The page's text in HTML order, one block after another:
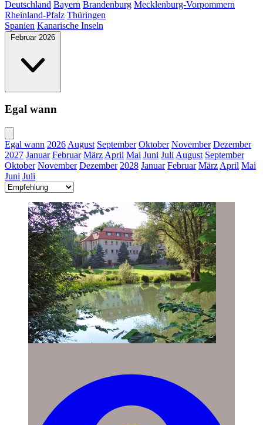
Deutschland Bayern Brandenburg Mecklenburg-Vorpommern
Rheinland-Pfalz Thüringen
Spanien Kanarische Inseln
Februar 2026
Egal wann
Egal wann 2026 August September Oktober November Dezember
2027 Januar Februar März April Mai Juni Juli August September
Oktober November Dezember 2028 Januar Februar März April Mai
Juni Juli